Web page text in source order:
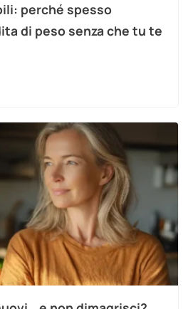
perché spesso
di peso senza che tu te